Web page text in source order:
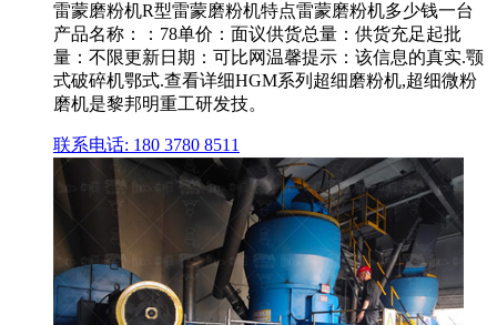
雷蒙磨粉机R型雷蒙磨粉机特点雷蒙磨粉机多少钱一台
产品名称：：78单价：面议供货总量：供货充足起批
量：不限更新日期：可比网温馨提示：该信息的真实.颚
式破碎机鄂式.查看详细HGM系列超细磨粉机,超细微粉
磨机是黎邦明重工研发技。
联系电话: 180 3780 8511